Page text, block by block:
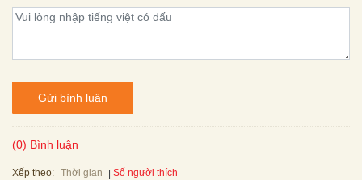
Gửi bình luận
(0) Bình luận
Xếp theo: Thời gian Số người thích